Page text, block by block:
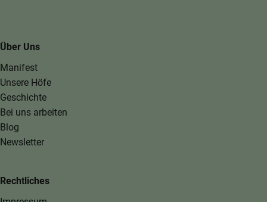
Über Uns
Manifest
Unsere Höfe
Geschichte
Bei uns arbeiten
Blog
Newsletter
Rechtliches